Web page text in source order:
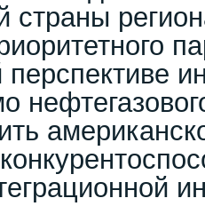
страны
перспективе